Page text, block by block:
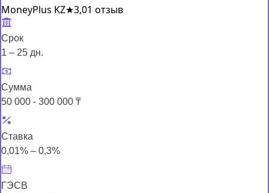
MoneyPlus KZ★3,01 отзыв
Срок
1 – 25 дн.
Сумма
50 000 - 300 000 ₸
Ставка
0,01% – 0,3%
ГЭСВ